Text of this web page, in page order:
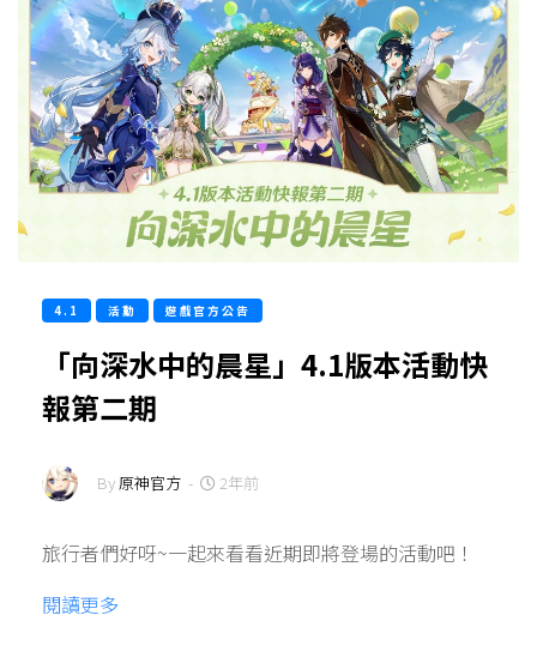
4.1 活動 遊戲官方公告
「向深水中的晨星」4.1版本活動快
報第二期
By原神官方 - 2年前
旅行者們好呀~一起來看看近期即將登場的活動吧！
閱讀更多